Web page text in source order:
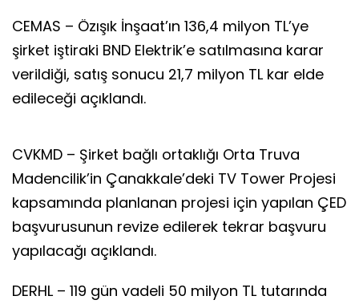
CEMAS – Özışık İnşaat’ın 136,4 milyon TL’ye
şirket iştiraki BND Elektrik’e satılmasına karar
verildiği, satış sonucu 21,7 milyon TL kar elde
edileceği açıklandı.
CVKMD – Şirket bağlı ortaklığı Orta Truva
Madencilik’in Çanakkale’deki TV Tower Projesi
kapsamında planlanan projesi için yapılan ÇED
başvurusunun revize edilerek tekrar başvuru
yapılacağı açıklandı.
DERHL – 119 gün vadeli 50 milyon TL tutarında